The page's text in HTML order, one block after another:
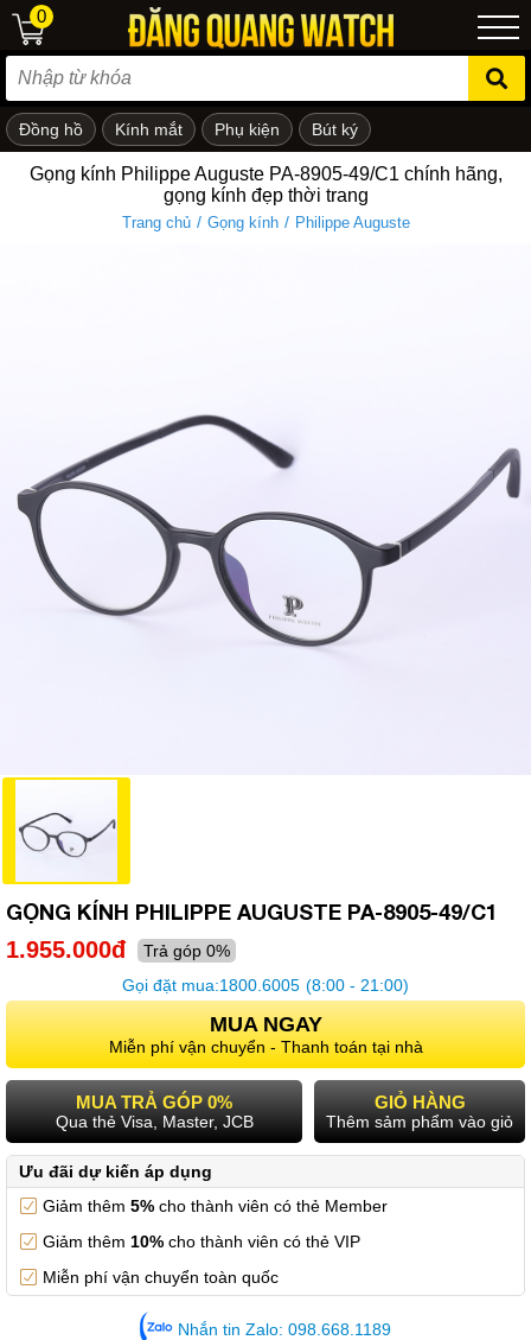
em
0
Đồng hồ Kính mắt Phụ kiện Bút ký
Gọng kính Philippe Auguste PA-8905-49/C1 chính hãng,
gọng kính đẹp thời trang
Trang chủ / Gọng kính / Philippe Auguste
GỌNG KÍNH PHILIPPE AUGUSTE PA-8905-49/C1
1.955.000đ
Trả góp 0%
Gọi đặt mua:1800.6005 (8:00 - 21:00)
MUA NGAY
Miễn phí vận chuyển - Thanh toán tại nhà
MUA TRẢ GÓP 0%
Qua thẻ Visa, Master, JCB
GIỎ HÀNG
Thêm sảm phẩm vào giỏ
Ưu đãi dự kiến áp dụng
Giảm thêm 5% cho thành viên có thẻ Member
Giảm thêm 10% cho thành viên có thẻ VIP
Miễn phí vận chuyển toàn quốc
Nhắn tin Zalo: 098.668.1189